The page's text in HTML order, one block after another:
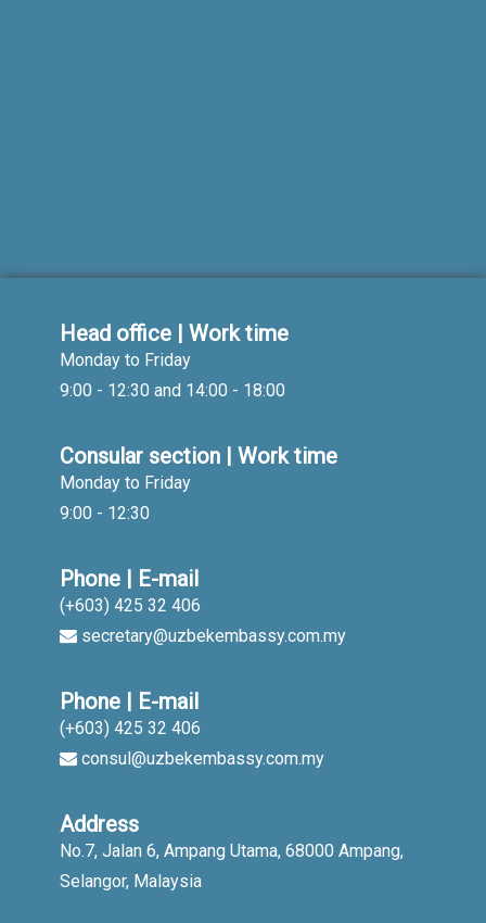
Head office | Work time
Monday to Friday
9:00 - 12:30 and 14:00 - 18:00
Consular section | Work time
Monday to Friday
9:00 - 12:30
Phone | E-mail
(+603) 425 32 406
secretary@uzbekembassy.com.my
Phone | E-mail
(+603) 425 32 406
consul@uzbekembassy.com.my
Address
No.7, Jalan 6, Ampang Utama, 68000 Ampang,
Selangor, Malaysia